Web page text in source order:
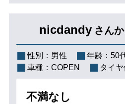
nicdandy さん
性別： 男性 年齢： 50
車種： COPEN タイヤ
不満なし